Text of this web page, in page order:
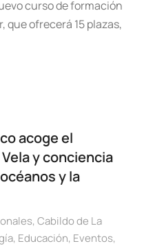
curso de formación
que ofrecerá 15 plazas,
acoge el
y conciencia
y la
, Cabildo de La
, Educación, Eventos,